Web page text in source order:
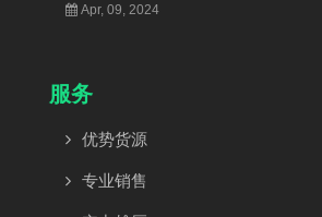
Apr, 09, 2024
服务
优势货源
专业销售